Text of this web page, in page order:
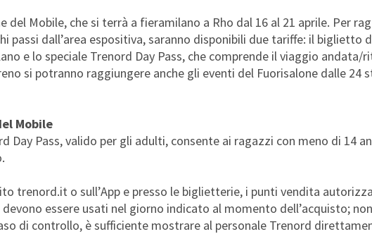
Prima Classe
del Mobile, che si terrà a fieramilano a Rho dal 16 al 21 aprile. Per
passi dall’area espositiva, saranno disponibili due tariffe: il biglietto
e lo speciale Trenord Day Pass, che comprende il viaggio
si potranno raggiungere anche gli eventi del Fuorisalone dalle 24
Mobile
Day Pass, valido per gli adulti, consente ai ragazzi con meno di 14
trenord.it o sull’App e presso le biglietterie, i punti vendita
essere usati nel giorno indicato al momento dell’acquisto;
di controllo, è sufficiente mostrare al personale Trenord